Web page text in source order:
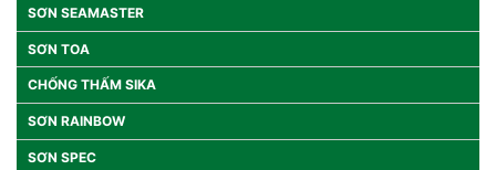
SƠN SEAMASTER
SƠN TOA
CHỐNG THẤM SIKA
SƠN RAINBOW
SƠN SPEC